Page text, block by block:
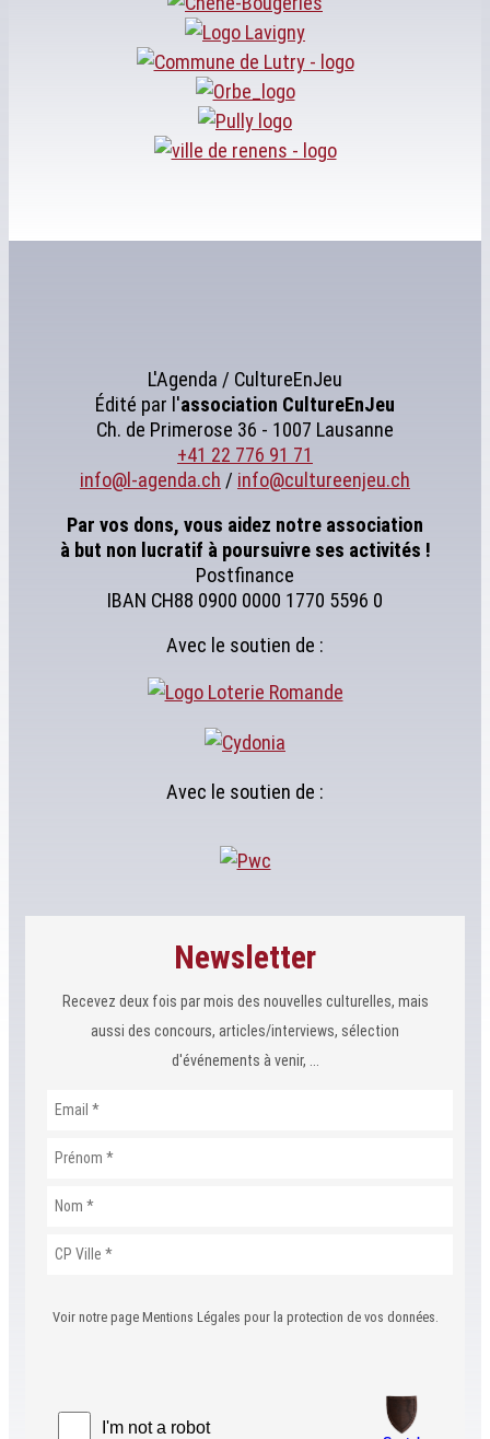
L'Agenda / CultureEnJeu
Édité par l'association CultureEnJeu
Ch. de Primerose 36 - 1007 Lausanne
+41 22 776 91 71
info@l-agenda.ch / info@cultureenjeu.ch
Par vos dons, vous aidez notre association
à but non lucratif à poursuivre ses activités !
Postfinance
IBAN CH88 0900 0000 1770 5596 0
Avec le soutien de :
Avec le soutien de :
Newsletter
Recevez deux fois par mois des nouvelles culturelles, mais
aussi des concours, articles/interviews, sélection
d'événements à venir, ...
Voir notre page Mentions Légales pour la protection de vos données.